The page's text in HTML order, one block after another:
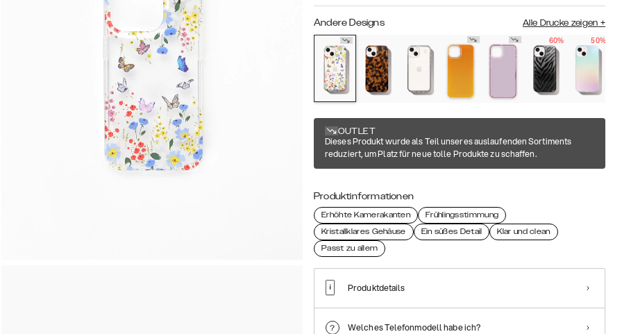
Andere Designs Alle Drucke zeigen +
60%
50%
OUTLET
Dieses Produkt wurde als Teil unseres auslaufenden Sortiments
reduziert, um Platz für neue tolle Produkte zu schaffen.
Produktinformationen
Erhöhte Kamerakanten
Frühlingsstimmung
Kristallklares Gehäuse
Ein süßes Detail
Klar und clean
Passt zu allem
Produktdetails
Welches Telefonmodell habe ich?